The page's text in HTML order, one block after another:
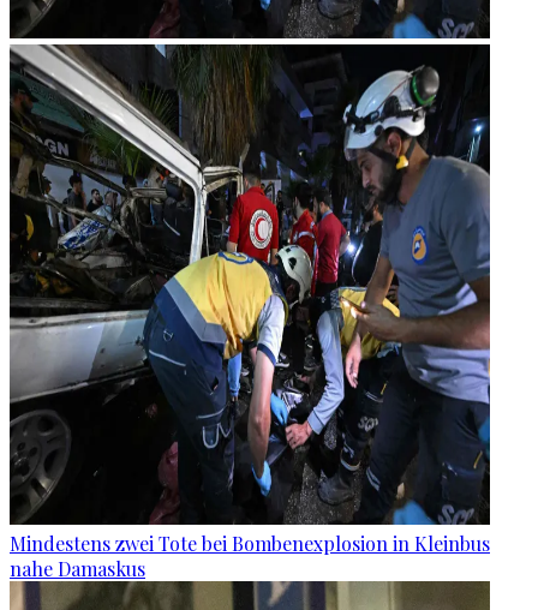
Mindestens zwei Tote bei Bombenexplosion in Kleinbus
nahe Damaskus